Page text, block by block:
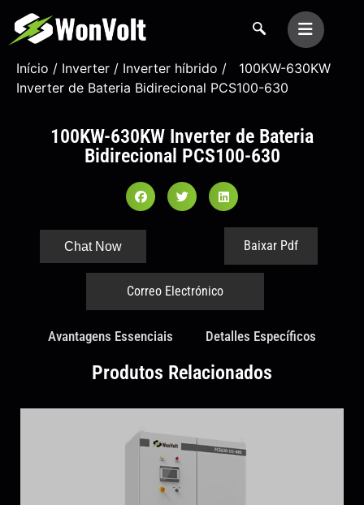
Início / Inverter / Inverter híbrido / 100KW-630KW
Inverter de Bateria Bidirecional PCS100-630
100KW-630KW Inverter de Bateria
Bidirecional PCS100-630
Chat Now Baixar Pdf
Correo Electrónico
Avantagens Essenciais Detalles Específicos
Produtos Relacionados